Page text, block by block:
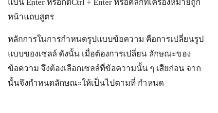
แป้น Enter หรือกดCtrl + Enter หรือคลิกที่เครื่องหมายถูก
หน้าแถบสูตร
หลักการในการกำหนดรูปแบบข้อความ คือการเปลี่ยนรูป
แบบของเซลล์ ดังนั้น เมื่อต้องการเปลี่ยน ลักษณะของ
ข้อความ จึงต้องเลือกเซลล์ที่ข้อความนั้น ๆ เสียก่อน จาก
นั้นจึงกำหนดลักษณะให้เป็นไปตามที่ กำหนด